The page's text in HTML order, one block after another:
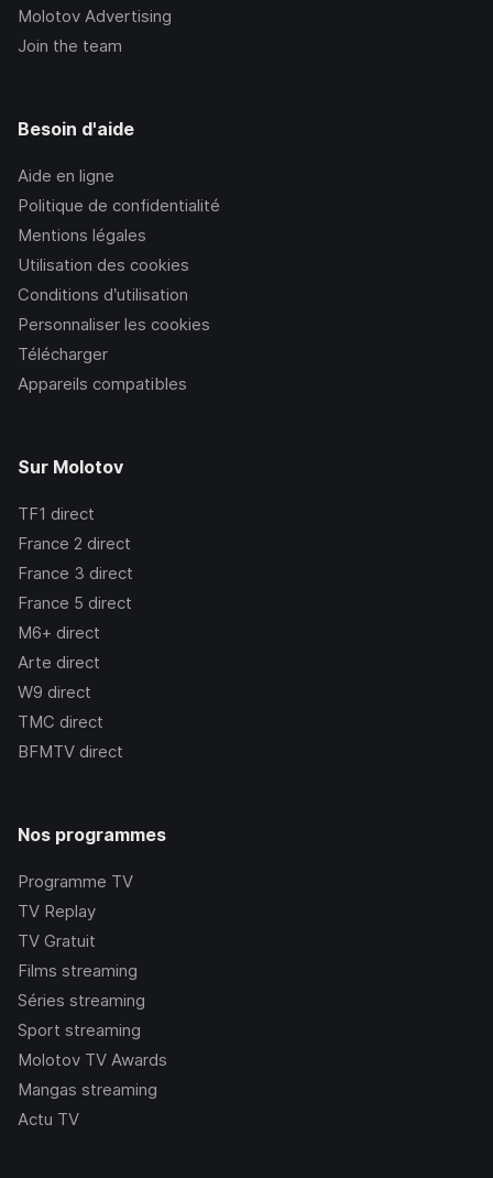
Molotov Advertising
Join the team
Besoin d'aide
Aide en ligne
Politique de confidentialité
Mentions légales
Utilisation des cookies
Conditions d’utilisation
Personnaliser les cookies
Télécharger
Appareils compatibles
Sur Molotov
TF1 direct
France 2 direct
France 3 direct
France 5 direct
M6+ direct
Arte direct
W9 direct
TMC direct
BFMTV direct
Nos programmes
Programme TV
TV Replay
TV Gratuit
Films streaming
Séries streaming
Sport streaming
Molotov TV Awards
Mangas streaming
Actu TV